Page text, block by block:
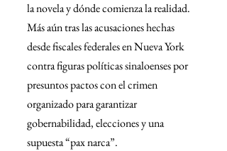
la novela y dónde comienza la realidad.
Más aún tras las acusaciones hechas
desde fiscales federales en Nueva York
contra figuras políticas sinaloenses por
presuntos pactos con el crimen
organizado para garantizar
gobernabilidad, elecciones y una
supuesta “pax narca”.